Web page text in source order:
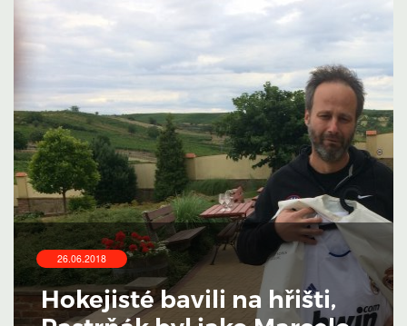
26.06.2018
Hokejisté bavili na hřišti,